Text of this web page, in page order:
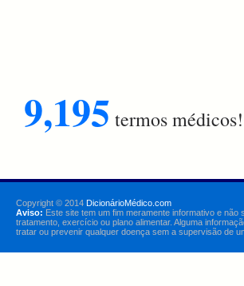
9,195 termos médicos!
Copyright © 2014 DicionárioMédico.com
Aviso: Este site tem um fim meramente informativo e
tratamento, exercício ou plano alimentar. Alguma
tratar ou prevenir qualquer doença sem a supervisão de